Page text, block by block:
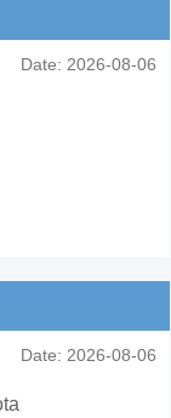
Date: 2026-08-06
Date: 2026-08-06